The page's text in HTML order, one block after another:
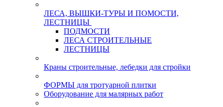
ЛЕСА, ВЫШКИ-ТУРЫ И ПОМОСТИ,
ЛЕСТНИЦЫ
ПОДМОСТИ
ЛЕСА СТРОИТЕЛЬНЫЕ
ЛЕСТНИЦЫ
Краны строительные, лебедки для стройки
ФОРМЫ для тротуарной плитки
Оборудование для малярных работ